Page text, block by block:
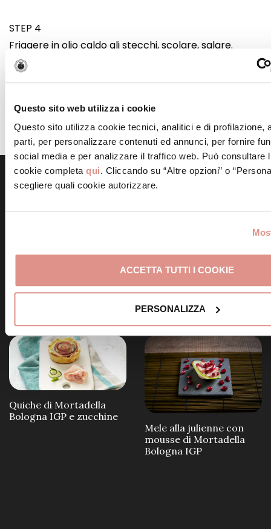
Questo sito web utilizza i cookie
Questo sito utilizza cookie tecnici, analitici e di profilazione,
parti, per personalizzare contenuti ed annunci, per fornire
social media e per analizzare il traffico web. Può consultare
cookie completa qui. Cliccando su “Altre opzioni” o
scegliere quali cookie autorizzare.
ACCETTA TUTTI I COOKIE
PERSONALIZZA
STEP 4
Friggere in olio caldo gli stecchi, scolare, salare.
Adagiare strisce di Mortadella Bologna IGP sugli
stecchi. Servire con accanto una coppetta con la
salsa verde.
Scopri altre ricette simili
Bologna IGP
Involtini di Mortadella
Bologna IGP e ricotta
Quiche di Mortadella
Bologna IGP e zucchine
Mele alla julienne con
mousse di Mortadella
Bologna IGP